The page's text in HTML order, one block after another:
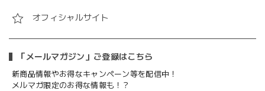
オフィシャルサイト
「メールマガジン」ご登録はこちら
新商品情報やお得なキャンペーン等を配信中！
メルマガ限定のお得な情報も！？